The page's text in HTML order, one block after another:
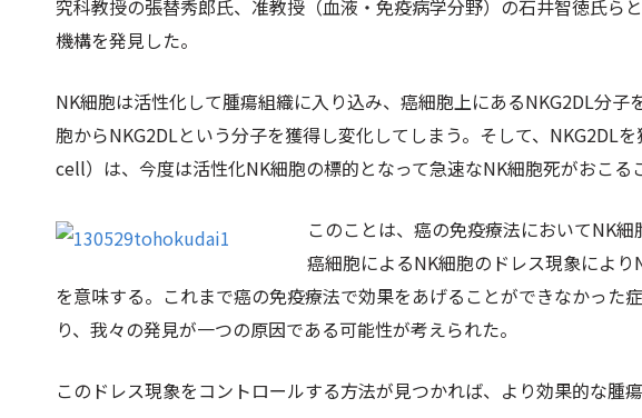
究科教授の張替秀郎氏、准教授（血液・免疫病学分野）の石井智徳氏ら
機構を発見した。
NK細胞は活性化して腫瘍組織に入り込み、癌細胞上にあるNKG2DL分
胞からNKG2DLという分子を獲得し変化してしまう。そして、NKG2DL
cell）は、今度は活性化NK細胞の標的となって急速なNK細胞死がおこる
このことは、癌の免疫療法においてNK
癌細胞によるNK細胞のドレス現象によ
を意味する。これまで癌の免疫療法で効果をあげることができなかった
り、我々の発見が一つの原因である可能性が考えられた。
このドレス現象をコントロールする方法が見つかれば、より効果的な腫